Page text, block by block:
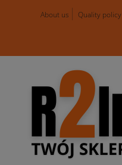
About us Quality policy